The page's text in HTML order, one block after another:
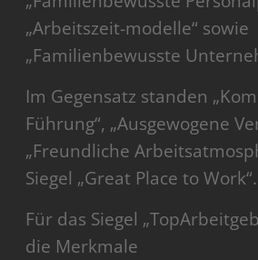
„Arbeitszeit-modelle“ sowie
„Familienbewusste
Im Gegensatz standen
Führung“, „Ausgewogene
„Freundliche
Siegel „Great Place to Work“.
Für das Siegel
die Merkmale